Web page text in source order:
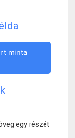
minta
egy részét